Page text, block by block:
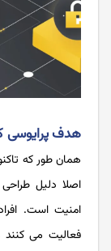
هدف پرایوسی
همان طور که
اصلا دلیل
امنیت است.
فعالیت می کنند